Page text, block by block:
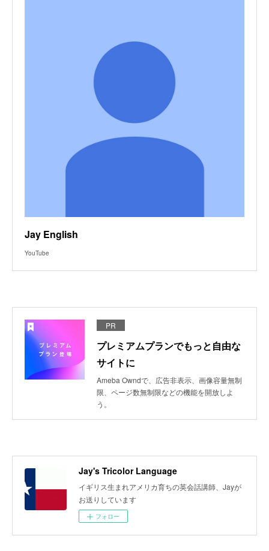
Jay English
YouTube
PR
プレミアムプランでもっと自由な
サイトに
Ameba Owndで、広告非表示、画像容量無制
限、ページ数無制限などの機能を開放しよ
う。
Jay's Tricolor Language
イギリス生まれアメリカ育ちの英会話講師、Jayが
お送りしています
フォロー